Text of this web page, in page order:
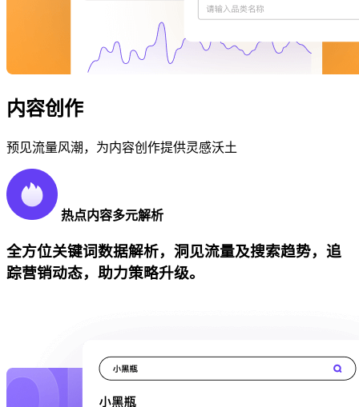
内容创作
预见流量风潮，为内容创作提供灵感沃土
热点内容多元解析
全方位关键词数据解析，洞见流量及搜索趋势，追
踪营销动态，助力策略升级。